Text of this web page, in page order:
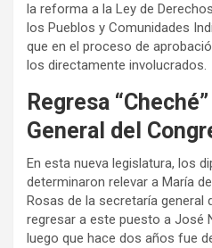
la reforma a la Ley de
los Pueblos y Comunidades
que en el proceso de
los directamente involucrados.
Regresa
General del
En esta nueva legislatura, los
determinaron relevar a María
Rosas de la secretaría general
regresar a este puesto a José
luego que hace dos años fue